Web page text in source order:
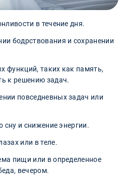
в течение дня.
бодрствования и сохранении
функций, таких как память,
к решению задач.
повседневных задач или
сну и снижение энергии.
или в теле.
пищи или в определенное
вечером.